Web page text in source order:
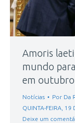
Amoris
mundo
em outubro
Notícias Por Da
QUINTA-FEIRA, 19
Deixe um